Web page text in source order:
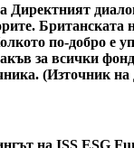
Директният
по-добро е
за всички
(Източник